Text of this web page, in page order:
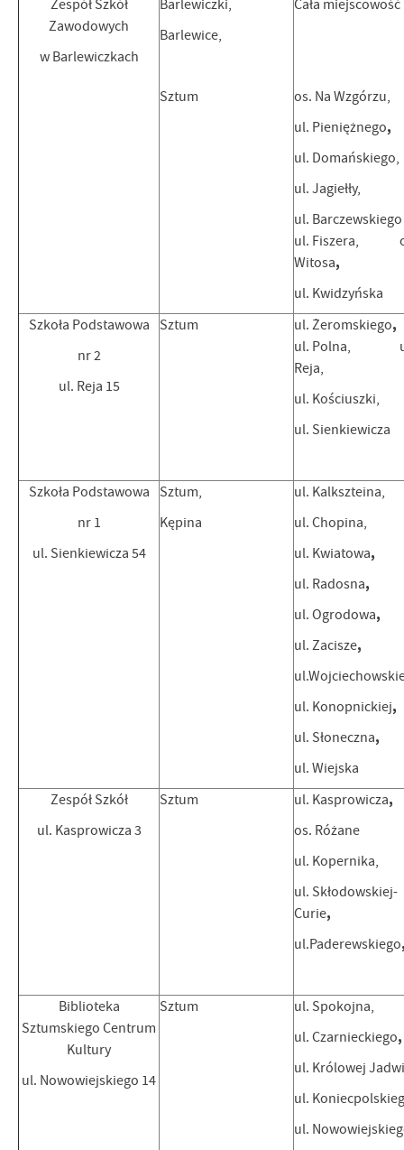
Zespół Szkół
Zawodowych
w Barlewiczkach
Barlewiczki,
Barlewice,
Sztum
Cała miejscowość
os. Na Wzgórzu,
ul. Pieniężnego,
ul. Domańskiego,
ul. Jagiełły,
ul.
ul. Fiszera,
Witosa,
ul. Kwidzyńska
Szkoła Podstawowa
nr 2
ul. Reja 15
Sztum ul. Żeromskiego,
ul. Polna,
Reja,
ul. Kościuszki,
ul. Sienkiewicza
Szkoła Podstawowa
nr 1
ul. Sienkiewicza 54
Sztum,
Kępina
ul. Kalkszteina,
ul. Chopina,
ul. Kwiatowa,
ul. Radosna,
ul. Ogrodowa,
ul. Zacisze,
ul. Konopnickiej,
ul. Słoneczna,
ul. Wiejska
Zespół Szkół
ul. Kasprowicza 3
Sztum ul. Kasprowicza,
os. Różane
ul. Kopernika,
ul. Skłodowskiej-
Curie,
ul.Paderewskiego
Biblioteka
Sztumskiego Centrum
Kultury
ul. Nowowiejskiego 14
Sztum
ul. Spokojna,
ul. Czarnieckiego,
ul. Królowej
ul.
ul.